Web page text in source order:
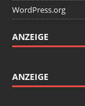
WordPress.org
ANZEIGE
ANZEIGE